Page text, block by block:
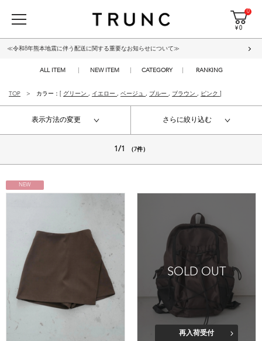
0
¥ 0
≪令和8年熊本地震に伴う配送に関する重要なお知らせについて≫
ALL ITEM NEW ITEM CATEGORY RANKING
TOP カラー：[ グリーン , イエロー , ベージュ , ブルー , ブラウン , ピンク
表示方法の変更 さらに絞り込む
1/1 （7件）
NEW
SOLD OUT
再入荷受付